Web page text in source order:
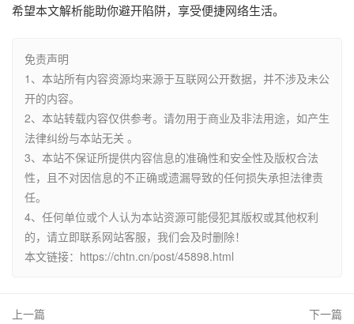
希望本文解析能助你避开陷阱，享受便捷网络生活。
免责声明
1、本站所有内容资源均来源于互联网公开数据，并不涉及未公
开的内容。
2、本站转载内容仅供参考。请勿用于商业及非法用途，如产生
法律纠纷与本站无关 。
3、本站不保证所提供内容信息的准确性和安全性及版权合法
性，且不对因信息的不正确或遗漏导致的任何损失承担法律责
任。
4、任何单位或个人认为本站资源可能侵犯其版权或其他权利
的，请立即联系网站客服，我们会及时删除！
本文链接：https://chtn.cn/post/45898.html
上一篇
下一篇